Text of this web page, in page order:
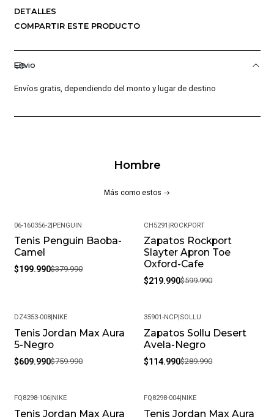
rayado permitiendo una buena sujeción en diferentes
superficies; Composición: caucho; plástico; cuero; textiles y
DETALLES
COMPARTIR ESTE PRODUCTO
Envio
Envíos gratis, dependiendo del monto y lugar de destino
Hombre
Más como estos
-47%
06-160356-2|PENGUIN
Tenis Penguin Baoba-
Camel
$199.990$379.990
-63%
CH5291 |ROCKPORT
Zapatos Rockport
Slayter Apron Toe
Oxford-Cafe
$219.990$599.990
-20%
DZ4353-008| NIKE
Tenis Jordan Max Aura
5-Negro
$609.990$759.990
-60%
35901-NCP |SOLLU
Zapatos Sollu Desert
Avela-Negro
$114.990$289.990
-20%
FQ8298-106| NIKE
Tenis Jordan Max Aura -25%
FQ8298-004 NIKE
Tenis Jordan Max Aura